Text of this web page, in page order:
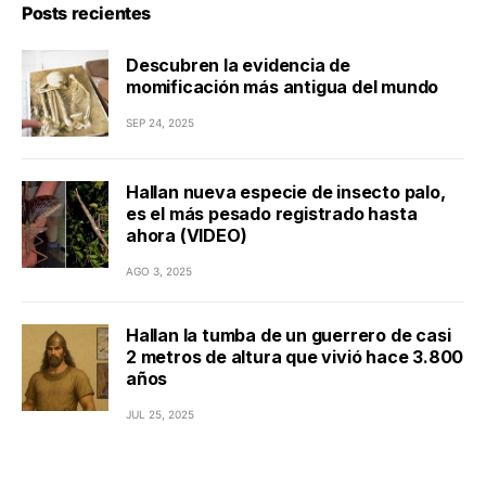
Posts recientes
Descubren la evidencia de
momificación más antigua del mundo
SEP 24, 2025
Hallan nueva especie de insecto palo,
es el más pesado registrado hasta
ahora (VIDEO)
AGO 3, 2025
Hallan la tumba de un guerrero de casi
2 metros de altura que vivió hace 3.800
años
JUL 25, 2025